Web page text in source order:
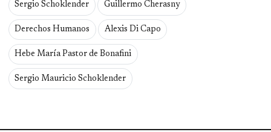
Sergio Schoklender Guillermo Cherasny
Derechos Humanos Alexis Di Capo
Hebe María Pastor de Bonafini
Sergio Mauricio Schoklender